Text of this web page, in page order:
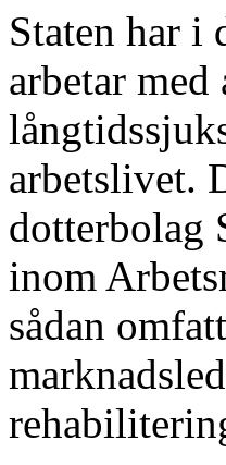
Staten har i
arbetar
arbetslivet.
dotterbolag
inom
sådan